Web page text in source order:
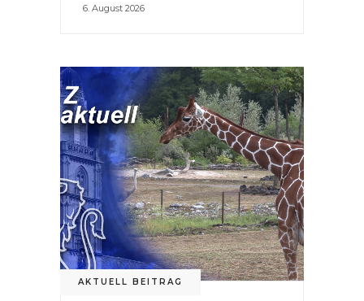
6. August 2026
AKTUELL BEITRAG